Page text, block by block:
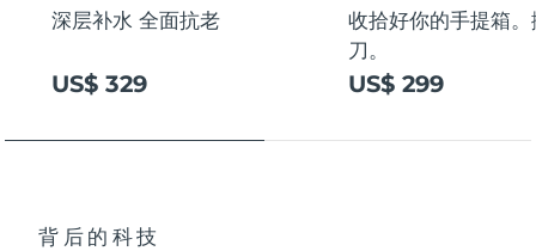
深层补水 全面抗老
US$ 329
收拾好你的手提箱
刀。
US$ 299
背后的科技